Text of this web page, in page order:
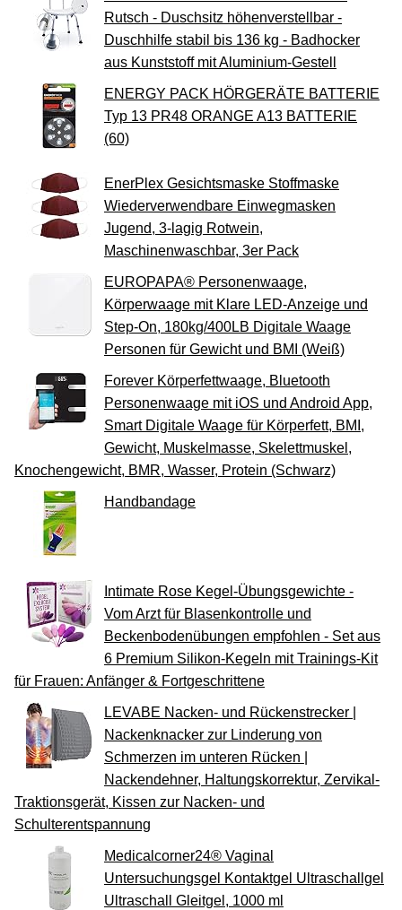
Rutsch - Duschsitz höhenverstellbar -
Duschhilfe stabil bis 136 kg - Badhocker
aus Kunststoff mit Aluminium-Gestell
ENERGY PACK HÖRGERÄTE BATTERIE
Typ 13 PR48 ORANGE A13 BATTERIE
(60)
EnerPlex Gesichtsmaske Stoffmaske
Wiederverwendbare Einwegmasken
Jugend, 3-lagig Rotwein,
Maschinenwaschbar, 3er Pack
EUROPAPA® Personenwaage,
Körperwaage mit Klare LED-Anzeige und
Step-On, 180kg/400LB Digitale Waage
Personen für Gewicht und BMI (Weiß)
Forever Körperfettwaage, Bluetooth
Personenwaage mit iOS und Android App,
Smart Digitale Waage für Körperfett, BMI,
Gewicht, Muskelmasse, Skelettmuskel,
Knochengewicht, BMR, Wasser, Protein (Schwarz)
Handbandage
Intimate Rose Kegel-Übungsgewichte -
Vom Arzt für Blasenkontrolle und
Beckenbodenübungen empfohlen - Set aus
6 Premium Silikon-Kegeln mit Trainings-Kit
für Frauen: Anfänger & Fortgeschrittene
LEVABE Nacken- und Rückenstrecker |
Nackenknacker zur Linderung von
Schmerzen im unteren Rücken |
Nackendehner, Haltungskorrektur, Zervikal-
Traktionsgerät, Kissen zur Nacken- und
Schulterentspannung
Medicalcorner24® Vaginal
Untersuchungsgel Kontaktgel Ultraschallgel
Ultraschall Gleitgel, 1000 ml